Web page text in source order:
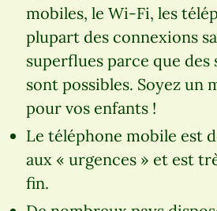
mobiles, le Wi-Fi, les
plupart des connexions
superflues parce que des
sont possibles. Soyez un
pour vos enfants !
Le téléphone mobile est
aux « urgences » et est
fin.